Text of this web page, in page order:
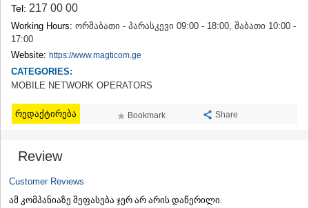
VANI
ZESTAPONI
TERJOLA
SAMTREDIA
SACHKHERE
TKIBULI
TSKALTUBO
CHIATURA
KHONI
KAKHETI
AKHMETA
Tel: 217 00 00
Working Hours: ორშაბათი - პარასკევი 09:00 - 18:00, შაბათი 10:00 -
17:00
Website: https://www.magticom.ge
CATEGORIES:
MOBILE NETWORK OPERATORS
რედაქტირება Bookmark Share
Review
Customer Reviews
ამ კომპანიაზე შეფასება ჯერ არ არის დაწერილი.